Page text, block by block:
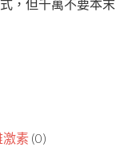
，但千萬不要本末
激素 (0)